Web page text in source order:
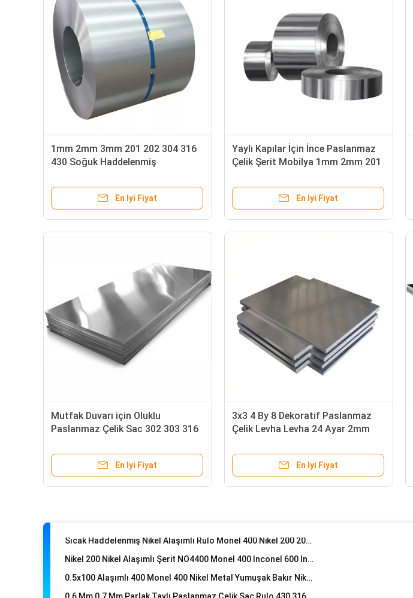
1mm 2mm 3mm 201 202 304 316
430 Soğuk Haddelenmiş
2B Yüzey
En Iyi Fiyat
Yaylı Kapılar İçin İnce Paslanmaz
Çelik Şerit Mobilya 1mm 2mm 201
En Iyi Fiyat
Mutfak Duvarı için Oluklu
Paslanmaz Çelik Sac 302 303 316
En Iyi Fiyat
3x3 4 By 8 Dekoratif Paslanmaz
Çelik Levha Levha 24 Ayar 2mm
En Iyi Fiyat
Tavlı ve Salamura Paslanmaz Çelik Boru Kaynaklı Dikişsiz 50mm 60mm 65mm 201 202 304L 316L
4 İnç 1 İnç 2 İnç Paslanmaz Çelik Kare Boru Parlak Tavlı Sıhhi Borular SS 304 316L Dikişsiz
Soğuk Haddelenmiş Paslanmaz Çelik Şerit Aisi 201j2 410 430 0.2mm 0.3mm 0.8mm 1mm
Motorlar için Yönlendirilmemiş Silikon Çelik Bobin Demir Çekirdekli Elektrik Crngo Crgo Bobin Soğuk Haddelenmiş
Nikel 200 Nikel Alaşımlı Şerit NO4400 Monel 400 Inconel 600 Incoloy 800 Şerit Yüksek Mukavemet
0.5x100 Alaşımlı 400 Monel 400 Nikel Metal Yumuşak Bakır Nikel Şerit Folyo Bant
0.6 Mm 0.7 Mm Parlak Tavlı Paslanmaz Çelik Sac Rulo 430 316ti 317 309s 310s 2b Bitmiş